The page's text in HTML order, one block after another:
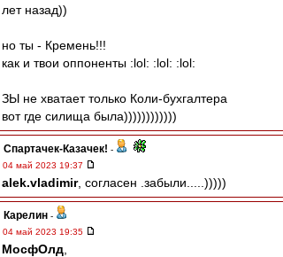
лет назад))
но ты - Кремень!!!
как и твои оппоненты :lol: :lol: :lol:
ЗЫ не хватает только Коли-бухгалтера
вот где силища была))))))))))))
Спартачек-Казачек! -
04 май 2023 19:37
alek.vladimir, согласен .забыли.....)))))
Карелин -
04 май 2023 19:35
МосфОлд